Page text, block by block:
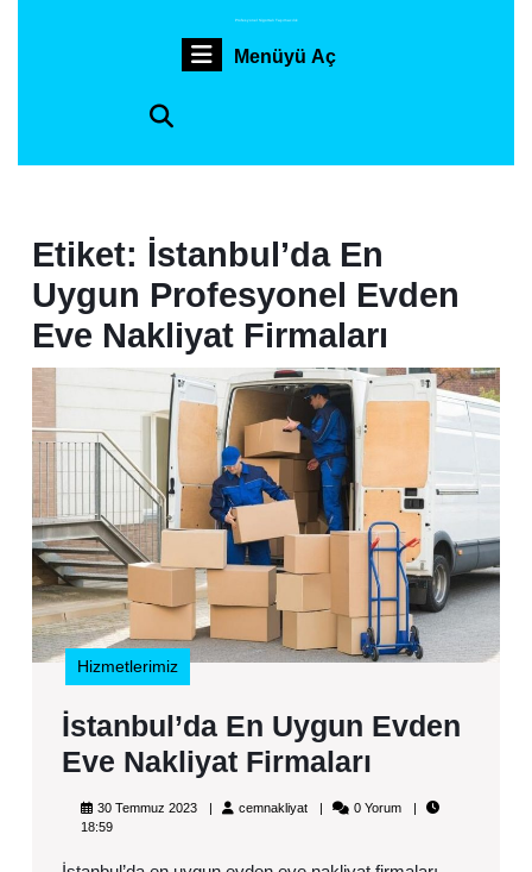
Profesyonel Sigortalı Taşımacılık
Menüyü AçMenüyü
Etiket: İstanbul’da En
Uygun Profesyonel Evden
Eve Nakliyat Firmaları
En
Eve
Hizmetlerimiz
İstanbul’da En Uygun Evden
Eve Nakliyat Firmaları
En
30 Temmuz 202330
cemnakliyatcemnakliyat0 Yorum
18:59